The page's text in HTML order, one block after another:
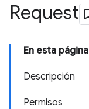
Request
En esta página
Descripción
Permisos